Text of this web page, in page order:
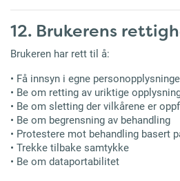
12. Brukerens
Brukeren har rett til å:
• Få innsyn i egne
• Be om retting av uriktige
• Be om sletting der vilkårene er
• Be om begrensning av behandling
• Protestere mot behandling basert
• Trekke tilbake samtykke
• Be om dataportabilitet